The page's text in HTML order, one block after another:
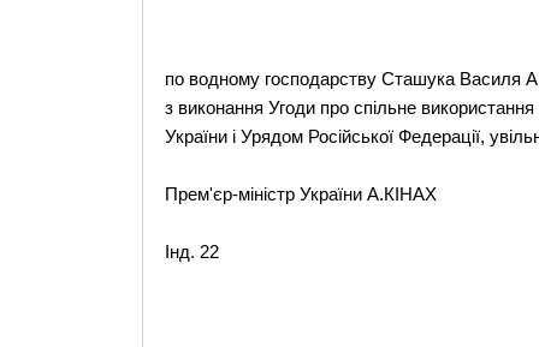
по водному господарству Сташука Василя
з виконання Угоди про спільне
України і Урядом Російської Федерації,
Прем'єр-міністр України А.КІНАХ
Інд. 22